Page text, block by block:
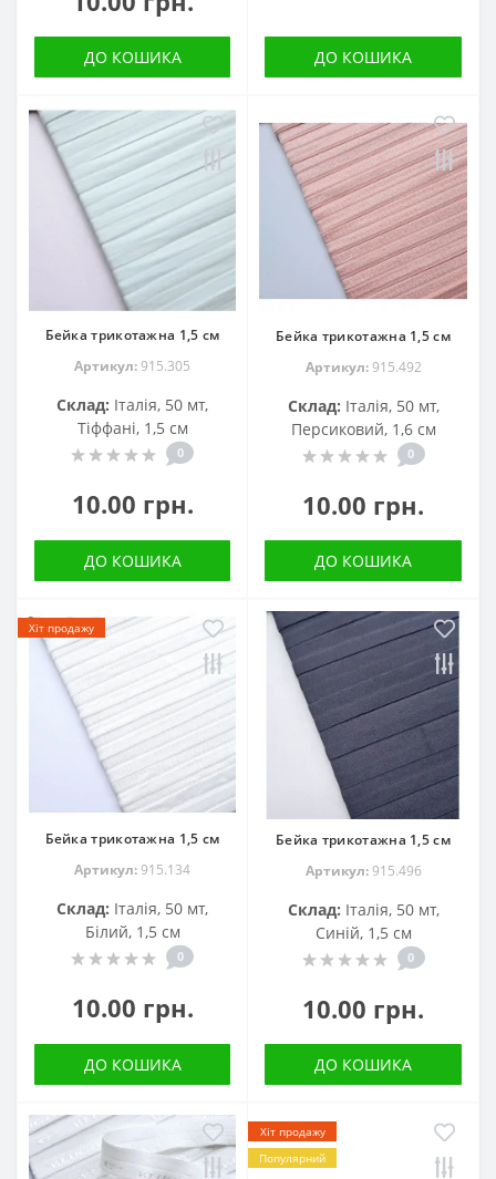
ДО КОШИКА ДО КОШИКА
Бейка трикотажна 1,5 см
Артикул:915.305
Склад: Італія, 50 мт,
Тіффані, 1,5 см
0
10.00 грн.
ДО КОШИКА
Бейка трикотажна 1,5 см
Артикул:915.492
Склад: Італія, 50 мт,
Персиковий, 1,6 см
0
10.00 грн.
ДО КОШИКА
Хіт продажу
Бейка трикотажна 1,5 см
Артикул:915.134
Склад: Італія, 50 мт,
Білий, 1,5 см
0
10.00 грн.
ДО КОШИКА
Бейка трикотажна 1,5 см
Артикул:915.496
Склад: Італія, 50 мт,
Синій, 1,5 см
0
10.00 грн.
ДО КОШИКА
Хіт продажу
Популярний